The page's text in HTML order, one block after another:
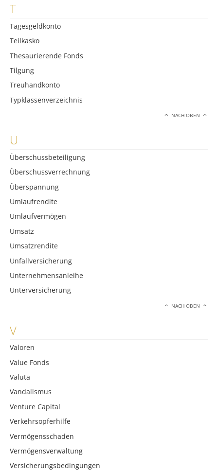
T
Tagesgeldkonto
Teilkasko
Thesaurierende Fonds
Tilgung
Treuhandkonto
Typklassenverzeichnis
NACH OBEN
U
Überschussbeteiligung
Überschussverrechnung
Überspannung
Umlaufrendite
Umlaufvermögen
Umsatz
Umsatzrendite
Unfallversicherung
Unternehmensanleihe
Unterversicherung
NACH OBEN
V
Valoren
Value Fonds
Valuta
Vandalismus
Venture Capital
Verkehrsopferhilfe
Vermögensschaden
Vermögensverwaltung
Versicherungsbedingungen